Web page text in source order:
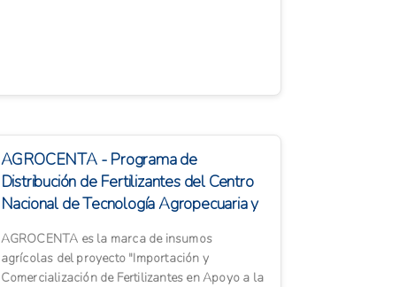
AGROCENTA - Programa de
Distribución de Fertilizantes del Centro
Nacional de Tecnología Agropecuaria y
AGROCENTA es la marca de insumos
agrícolas del proyecto "Importación y
Comercialización de Fertilizantes en Apoyo a la